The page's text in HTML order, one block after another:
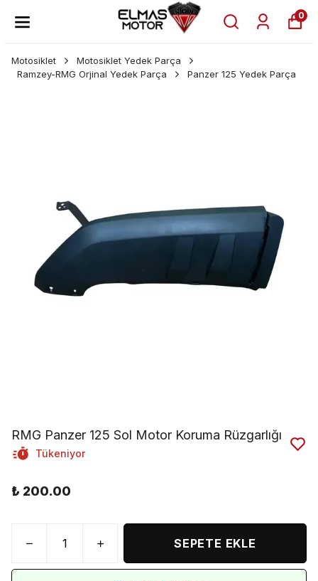
0
Motosiklet
Motosiklet Yedek Parça
Ramzey-RMG Orjinal Yedek Parça
Panzer 125 Yedek Parça
RMG Panzer 125 Sol Motor Koruma Rüzgarlığı
Tükeniyor
₺ 200.00
SEPETE EKLE